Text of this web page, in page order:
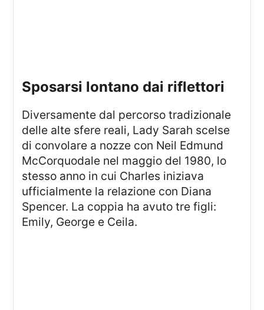
sposarsi lontano dai riflettori
Diversamente dal percorso tradizionale
delle alte sfere reali, Lady Sarah scelse
di convolare a nozze con Neil Edmund
McCorquodale nel maggio del 1980, lo
stesso anno in cui Charles iniziava
ufficialmente la relazione con Diana
Spencer. La coppia ha avuto tre figli:
Emily, George e Ceila.